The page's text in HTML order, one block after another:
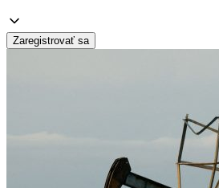
Zaregistrovať sa